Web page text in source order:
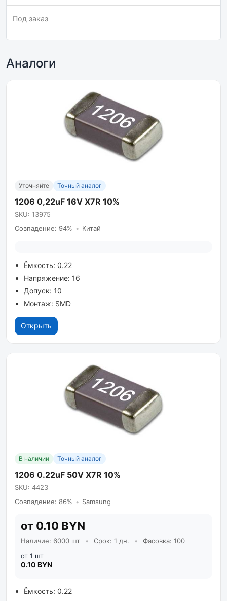
Под заказ
Аналоги
Уточняйте Точный аналог
1206 0,22uF 16V X7R 10%
SKU: 13975
Совпадение: 94% • Китай
Ёмкость: 0.22
Напряжение: 16
Допуск: 10
Монтаж: SMD
Открыть
В наличии Точный аналог
1206 0.22uF 50V X7R 10%
SKU: 4423
Совпадение: 86% • Samsung
от 0.10 BYN
Наличие: 6000 шт • Срок: 1 дн. •
Фасовка: 100
от 1 шт
0.10 BYN
Ёмкость: 0.22